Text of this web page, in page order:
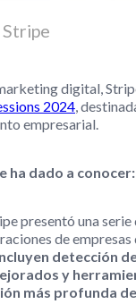
Stripe
digital,
2024,
empresarial.
ha dado a conocer:
presentó una serie
de
detección
y
más profunda